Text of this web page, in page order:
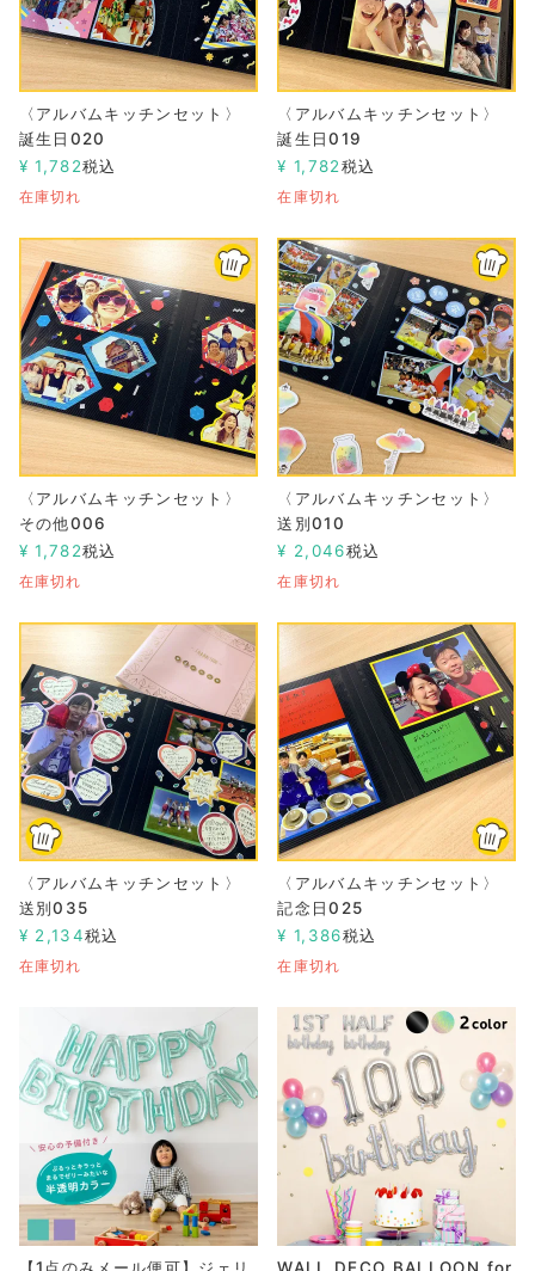
〈アルバムキッチンセット〉
誕生日020
¥ 1,782税込
在庫切れ
〈アルバムキッチンセット〉
誕生日019
¥ 1,782税込
在庫切れ
〈アルバムキッチンセット〉
その他006
¥ 1,782税込
在庫切れ
〈アルバムキッチンセット〉
送別010
¥ 2,046税込
在庫切れ
〈アルバムキッチンセット〉
送別035
¥ 2,134税込
在庫切れ
〈アルバムキッチンセット〉
記念日025
¥ 1,386税込
在庫切れ